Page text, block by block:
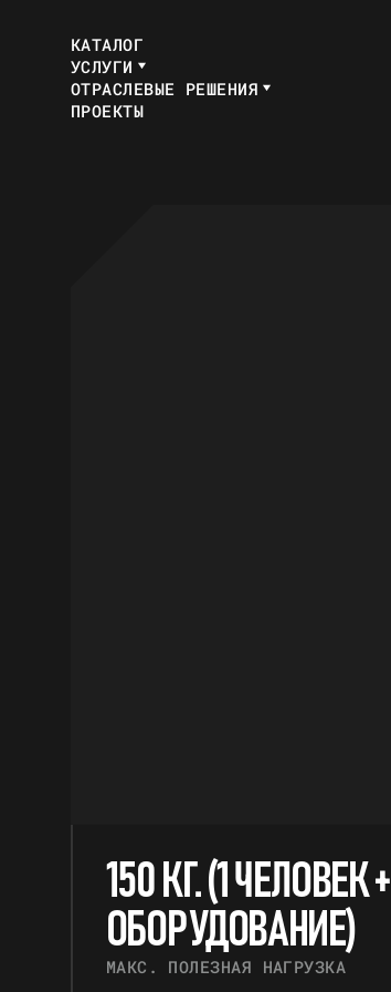
КАТАЛОГ
УСЛУГИ
ОТРАСЛЕВЫЕ РЕШЕНИЯ
ПРОЕКТЫ
МАКС. ПОЛЕЗНАЯ НАГРУЗКА
150 КГ. (1 ЧЕЛОВЕК +
ОБОРУДОВАНИЕ)